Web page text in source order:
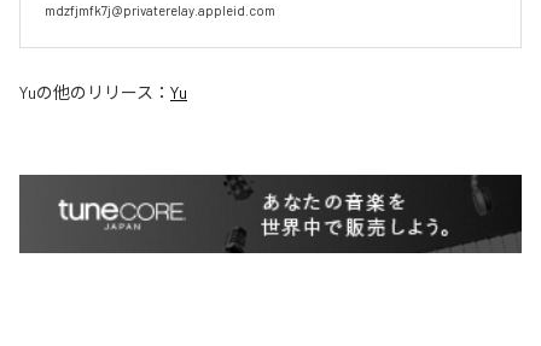
mdzfjmfk7j@privaterelay.appleid.com
Yuの他のリリース： Yu